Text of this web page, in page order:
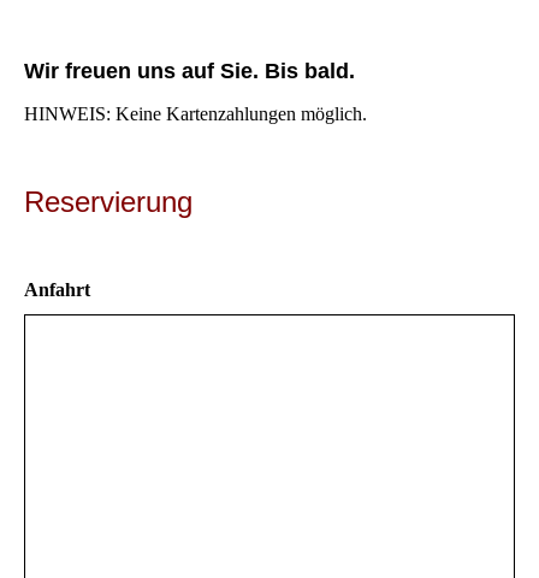
Wir freuen uns auf Sie. Bis bald.
HINWEIS: Keine Kartenzahlungen möglich.
Reservierung
Anfahrt